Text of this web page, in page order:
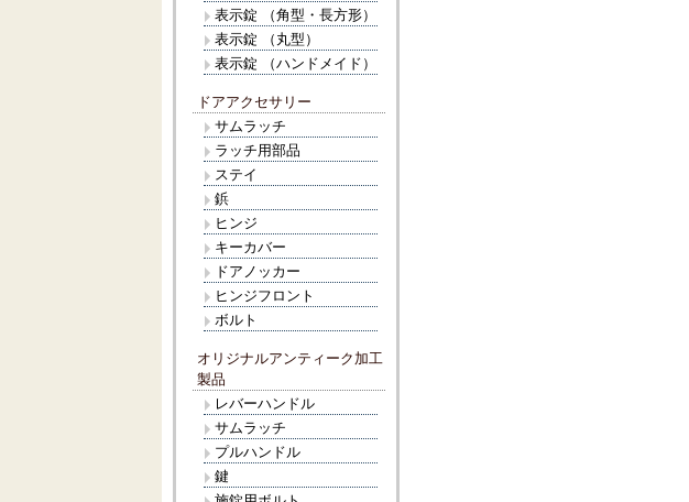
表示錠 （角型・長方形）
表示錠 （丸型）
表示錠 （ハンドメイド）
ドアアクセサリー
サムラッチ
ラッチ用部品
ステイ
鋲
ヒンジ
キーカバー
ドアノッカー
ヒンジフロント
ボルト
オリジナルアンティーク加工
製品
レバーハンドル
サムラッチ
プルハンドル
鍵